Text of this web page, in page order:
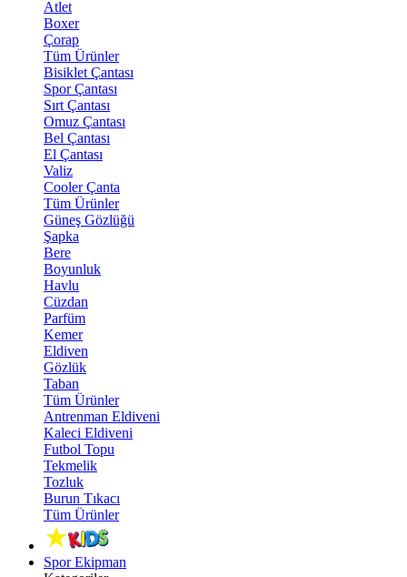
Atlet
Boxer
Çorap
Tüm Ürünler
Bisiklet Çantası
Spor Çantası
Sırt Çantası
Omuz Çantası
Bel Çantası
El Çantası
Valiz
Cooler Çanta
Tüm Ürünler
Güneş Gözlüğü
Şapka
Bere
Boyunluk
Havlu
Cüzdan
Parfüm
Kemer
Eldiven
Gözlük
Taban
Tüm Ürünler
Antrenman Eldiveni
Kaleci Eldiveni
Futbol Topu
Tekmelik
Tozluk
Burun Tıkacı
Tüm Ürünler
Spor Ekipman